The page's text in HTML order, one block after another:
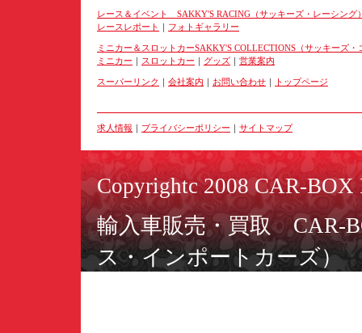
レース＆イベント SAKKY'S RACING（サッキーズ・レーシング
レースレポート ｜ フォトギャラリー
ミニカー＆スロットカーSAKKY'S COLLECTIONS（サッキーズ・
ミニカー ｜ スロットカー ｜ グッズ ｜ 営業案内
スーパーリンク ｜ 会社案内 ｜ お問い合わせ ｜ トップページ
求人情報 ｜ プライバシーポリシー ｜ サイトマップ
Copyrightc 2008 CAR-BOX
輸入車販売・買取 CAR-
ス・インポートカーズ）